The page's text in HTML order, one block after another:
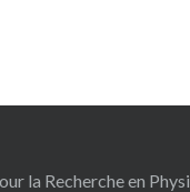
la Recherche en